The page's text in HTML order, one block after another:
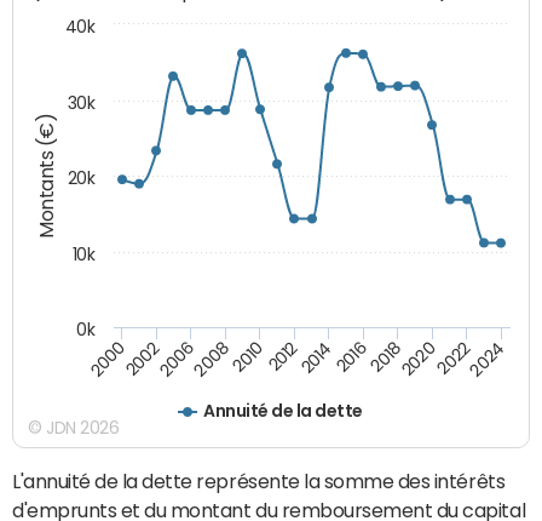
Montants (€)
Annuité de la dette
20002002200620082010 2012201420162018202020222024
10k
20k
30k
40k
0k
© JDN 2026
L'annuité de la dette représente la somme des intérêts
d'emprunts et du montant du remboursement du capital